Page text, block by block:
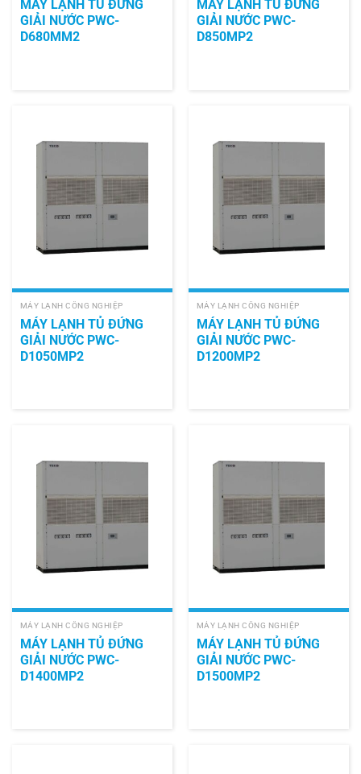
MÁY LẠNH TỦ ĐỨNG
GIẢI NƯỚC PWC-
D680MM2
MÁY LẠNH TỦ ĐỨNG
GIẢI NƯỚC PWC-
D850MP2
MÁY LẠNH CÔNG NGHIỆP
MÁY LẠNH TỦ ĐỨNG
GIẢI NƯỚC PWC-
D1050MP2
MÁY LẠNH CÔNG NGHIỆP
MÁY LẠNH TỦ ĐỨNG
GIẢI NƯỚC PWC-
D1200MP2
MÁY LẠNH CÔNG NGHIỆP
MÁY LẠNH TỦ ĐỨNG
GIẢI NƯỚC PWC-
D1400MP2
MÁY LẠNH CÔNG NGHIỆP
MÁY LẠNH TỦ ĐỨNG
GIẢI NƯỚC PWC-
D1500MP2